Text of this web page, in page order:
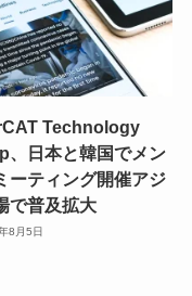
Technology
、日本と韓国でメン
ーティング開催アジ
で普及拡大
8月5日